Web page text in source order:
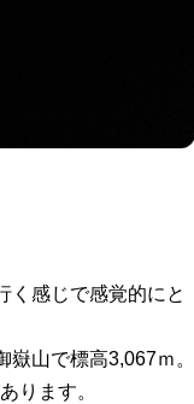
く感じで感覚的にと
山で標高3,067ｍ。
ります。